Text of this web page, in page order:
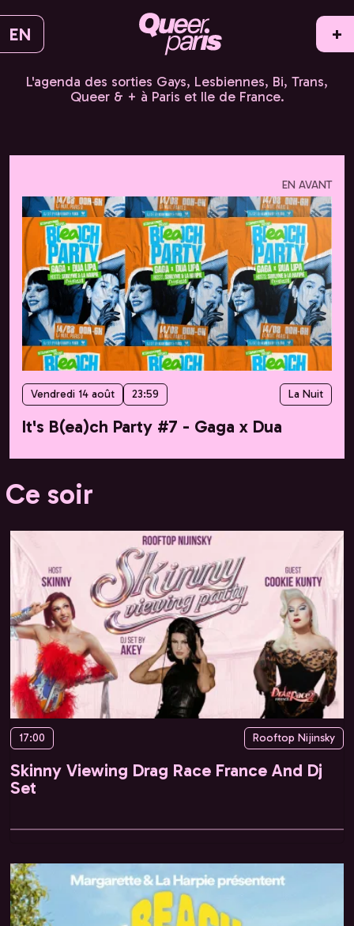
EN +
L'agenda des sorties Gays, Lesbiennes, Bi, Trans,
Queer & + à Paris et Ile de France.
EN AVANT
Vendredi 14 août 23:59 La Nuit
It's B(ea)ch Party #7 - Gaga x Dua
Ce soir
17:00 Rooftop Nijinsky
Skinny Viewing Drag Race France And Dj
Set